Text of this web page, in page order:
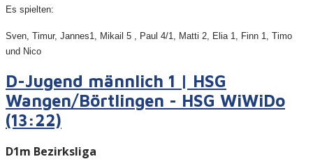
Es spielten:
Sven, Timur, Jannes1, Mikail 5 , Paul 4/1, Matti 2, Elia 1, Finn 1, Timo
und Nico
D-Jugend männlich 1 | HSG
Wangen/Börtlingen - HSG WiWiDo
(13:22)
D1m Bezirksliga